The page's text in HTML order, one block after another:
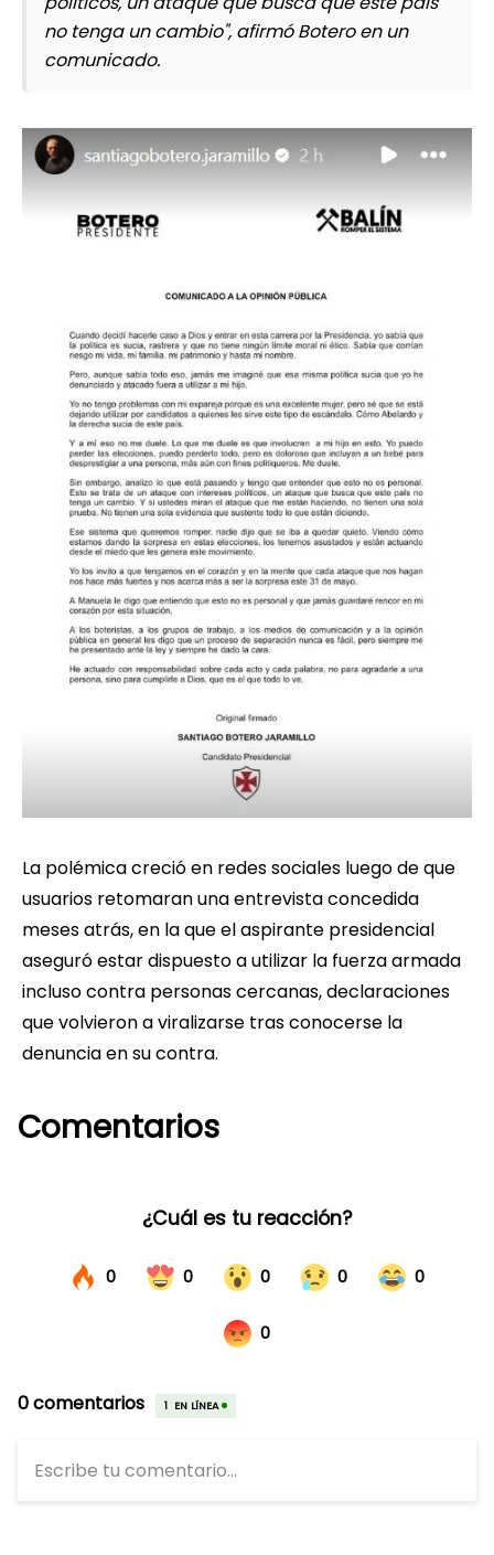
no tenga un cambio", afirmó Botero en un
comunicado.
La polémica creció en redes sociales luego de que
usuarios retomaran una entrevista concedida
meses atrás, en la que el aspirante presidencial
aseguró estar dispuesto a utilizar la fuerza armada
incluso contra personas cercanas, declaraciones
que volvieron a viralizarse tras conocerse la
denuncia en su contra.
Comentarios